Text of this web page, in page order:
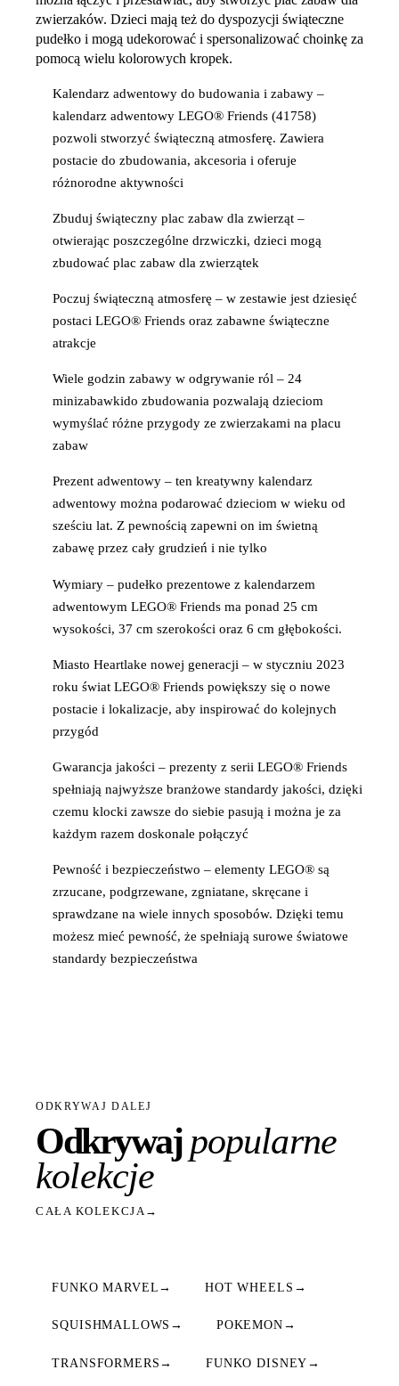
zwierzaków. Dzieci mają też do dyspozycji świąteczne
pudełko i mogą udekorować i spersonalizować choinkę za
pomocą wielu kolorowych kropek.
Kalendarz adwentowy do budowania i zabawy –
kalendarz adwentowy LEGO® Friends (41758)
pozwoli stworzyć świąteczną atmosferę. Zawiera
postacie do zbudowania, akcesoria i oferuje
różnorodne aktywności
Zbuduj świąteczny plac zabaw dla zwierząt –
otwierając poszczególne drzwiczki, dzieci mogą
zbudować plac zabaw dla zwierzątek
Poczuj świąteczną atmosferę – w zestawie jest dziesięć
postaci LEGO® Friends oraz zabawne świąteczne
atrakcje
Wiele godzin zabawy w odgrywanie ról – 24
minizabawkido zbudowania pozwalają dzieciom
wymyślać różne przygody ze zwierzakami na placu
zabaw
Prezent adwentowy – ten kreatywny kalendarz
adwentowy można podarować dzieciom w wieku od
sześciu lat. Z pewnością zapewni on im świetną
zabawę przez cały grudzień i nie tylko
Wymiary – pudełko prezentowe z kalendarzem
adwentowym LEGO® Friends ma ponad 25 cm
wysokości, 37 cm szerokości oraz 6 cm głębokości.
Miasto Heartlake nowej generacji – w styczniu 2023
roku świat LEGO® Friends powiększy się o nowe
postacie i lokalizacje, aby inspirować do kolejnych
przygód
Gwarancja jakości – prezenty z serii LEGO® Friends
spełniają najwyższe branżowe standardy jakości, dzięki
czemu klocki zawsze do siebie pasują i można je za
każdym razem doskonale połączyć
Pewność i bezpieczeństwo – elementy LEGO® są
zrzucane, podgrzewane, zgniatane, skręcane i
sprawdzane na wiele innych sposobów. Dzięki temu
możesz mieć pewność, że spełniają surowe światowe
standardy bezpieczeństwa
ODKRYWAJ DALEJ
Odkrywajpopularne
kolekcje
CAŁA KOLEKCJA→
FUNKO MARVEL → HOT WHEELS →
SQUISHMALLOWS → POKEMON →
TRANSFORMERS → FUNKO DISNEY →